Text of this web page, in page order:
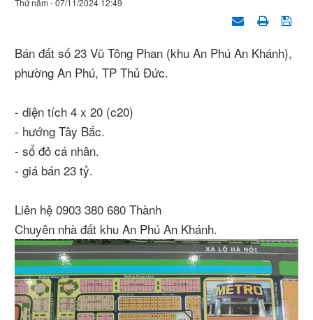
Thứ năm - 07/11/2024 12:49
Bán đất số 23 Vũ Tông Phan (khu An Phú An Khánh),
phường An Phú, TP Thủ Đức.
- diện tích 4 x 20 (c20)
- hướng Tây Bắc.
- sổ đỏ cá nhân.
- giá bán 23 tỷ.
Liên hệ 0903 380 680 Thành
Chuyên nhà đất khu An Phú An Khánh.